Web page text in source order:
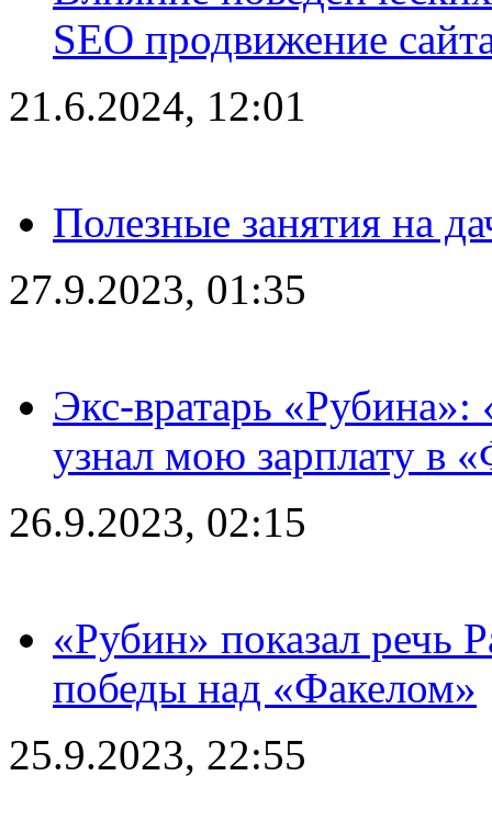
SEO продвижение
21.6.2024, 12:01
Полезные занятия на
27.9.2023, 01:35
Экс-вратарь «Рубина»:
узнал мою зарплату в
26.9.2023, 02:15
«Рубин» показал речь
победы над «Факелом»
25.9.2023, 22:55